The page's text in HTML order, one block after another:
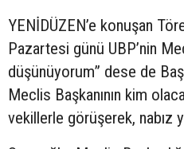
YENİDÜZEN’e konuşan
Pazartesi günü UBP’nin
düşünüyorum” dese de
Meclis Başkanının kim
vekillerle görüşerek, nabız